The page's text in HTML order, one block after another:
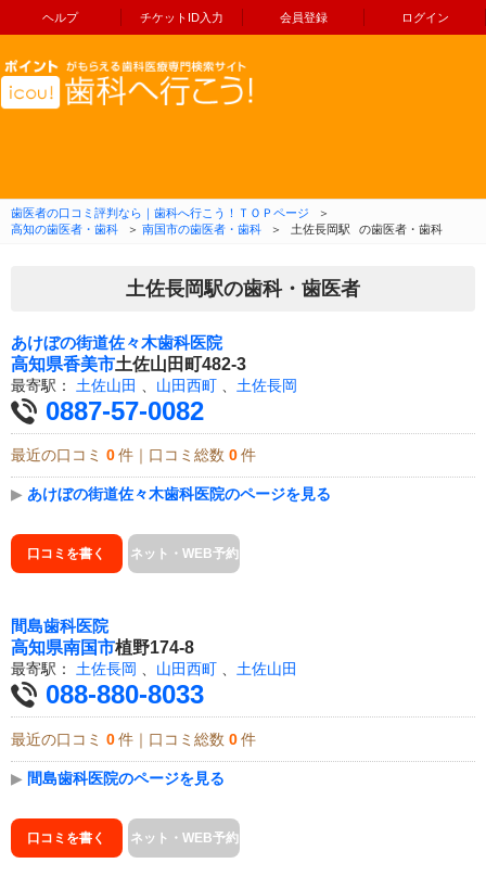
ヘルプ チケットID入力 会員登録 ログイン
コンテンツへ移動
歯医者の口コミ評判なら｜歯科へ行こう！ＴＯＰページ
＞
高知の歯医者・歯科
＞ 南国市の歯医者・歯科 ＞ 土佐長岡駅 の歯医者・歯科
土佐長岡駅の歯科・歯医者
あけぼの街道佐々木歯科医院
高知県香美市土佐山田町482-3
最寄駅： 土佐山田 山田西町 土佐長岡
0887-57-0082
最近の口コミ 0 件｜口コミ総数 0 件
▶ あけぼの街道佐々木歯科医院のページを見る
口コミを書く ネット・WEB予約
間島歯科医院
高知県南国市植野174-8
最寄駅： 土佐長岡 、 山田西町 、 土佐山田
088-880-8033
最近の口コミ 0 件｜口コミ総数 0 件
▶ 間島歯科医院のページを見る
口コミを書く ネット・WEB予約